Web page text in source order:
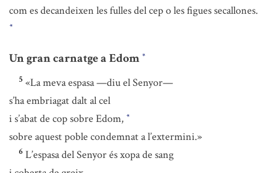
com es decandeixen les fulles del cep o les figues secallones.
*
Un gran carnatge a Edom *
5 «La meva espasa —diu el Senyor—
s’ha embriagat dalt al cel
i s’abat de cop sobre Edom, *
sobre aquest poble condemnat a l’extermini.»
6 L’espasa del Senyor és xopa de sang